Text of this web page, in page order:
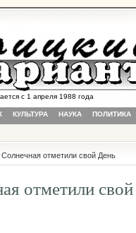
с 1 апреля 1988 года
КУЛЬТУРА НАУКА
ПОЛИТИКА
отметили свой День
отметили